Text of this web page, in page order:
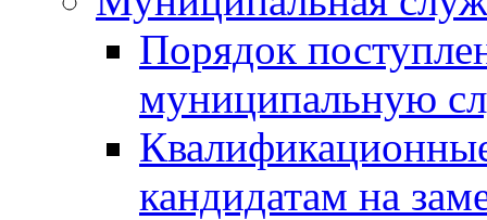
Порядок
муниципальную
кандидатам на